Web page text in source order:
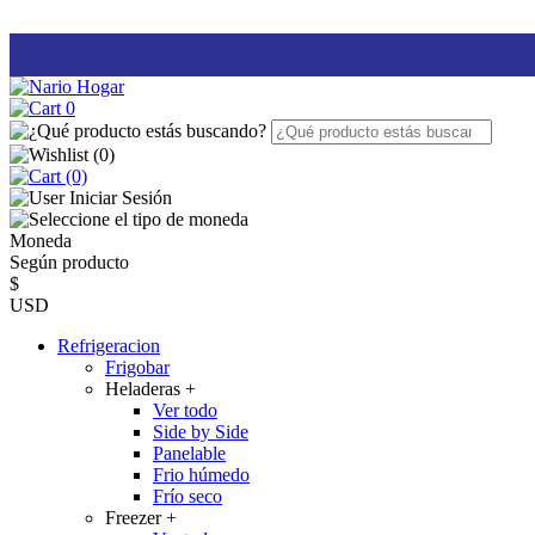
0
(0)
(0)
Iniciar Sesión
Moneda
Según producto
$
USD
Refrigeracion
Frigobar
Heladeras +
Ver todo
Side by Side
Panelable
Frio húmedo
Frío seco
Freezer+